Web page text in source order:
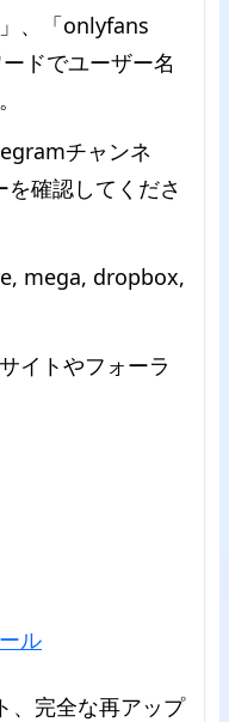
、「onlyfans
ドでユーザー名
チャンネ
確認してくださ
mega, dropbox,
イトやフォーラ
ル
、完全な再アップ